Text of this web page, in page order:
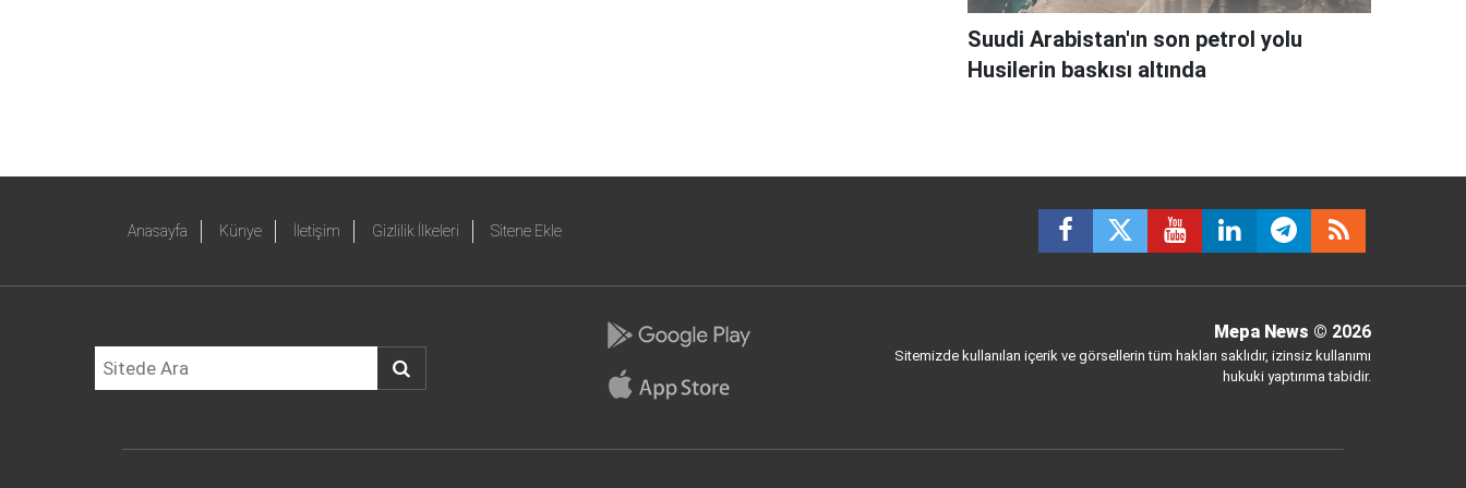
Suudi Arabistan'ın son petrol yolu
Husilerin baskısı altında
Anasayfa Künye İletişim Gizlilik İlkeleri Sitene Ekle
Mepa News © 2026
Sitemizde kullanılan içerik ve görsellerin tüm hakları saklıdır, izinsiz kullanımı
hukuki yaptırıma tabidir.